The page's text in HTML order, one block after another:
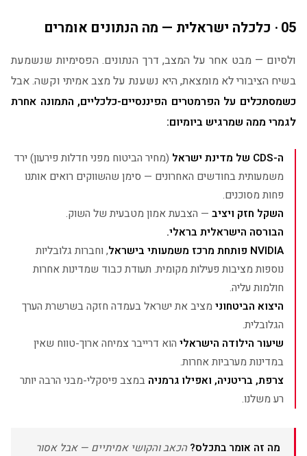
05 · כלכלה ישראלית — מה הנתונים אומרים
ולסיום — מבט אחר על המצב, דרך הנתונים. הפסימיות שנשמעת
בשיח הציבורי לא מומצאת, היא נשענת על מצב אמיתי וקשה. אבל
כשמסתכלים על הפרמטרים הפיננסיים-כלכליים, התמונה אחרת
לגמרי ממה שמרגיש ביומיום:
ה-CDS של מדינת ישראל
(מחיר הביטוח מפני חדלות פירעון) ירד
משמעותית בחודשים האחרונים — סימן שהשווקים רואים אותנו
פחות מסוכנים.
השקל חזק ויציב — הצבעת אמון מטבעית של השוק.
הבורסה הישראלית בראלי.
NVIDIA פותחת מרכז משמעותי בישראל
, וחברות גלובליות
נוספות מציבות פעילות מקומית. תעודת כבוד שמדינות אחרות
חולמות עליה.
היצוא הביטחוני מציב את ישראל בעמדה חזקה בשרשרת הערך
הגלובלית.
שיעור הילודה הישראלי הוא דרייבר צמיחה ארוך-טווח שאין
במדינות מערביות אחרות.
צרפת, בריטניה, ואפילו גרמניה במצב פיסקלי-מבני הרבה יותר
רע משלנו.
מה זה אומר בתכלס?הכאב והקושי אמיתיים — אבל אסור